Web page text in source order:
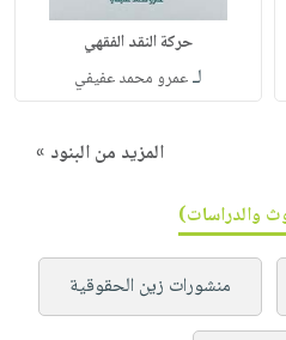
حركة النقد الفقهي
لـعمرو محمد عفيفي
المزيد من البنود »
والدراسات)
منشورات زين الحقوقية